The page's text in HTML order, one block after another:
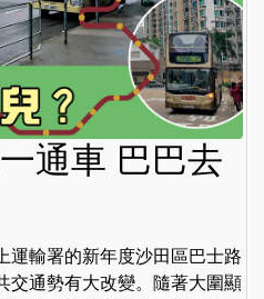
通車 巴巴去
運輸署的新年度沙田區巴士路
交通勢有大改變。隨著大圍顯